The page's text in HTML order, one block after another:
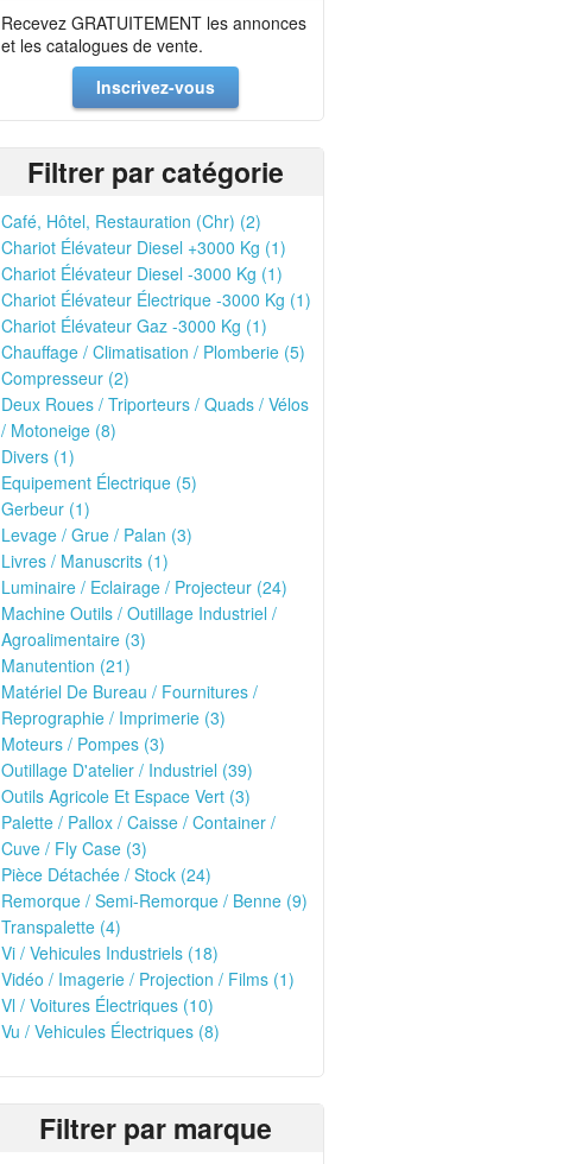
Recevez GRATUITEMENT les annonces
et les catalogues de vente.
Inscrivez-vous
Filtrer par catégorie
Café, Hôtel, Restauration (Chr) (2)
Chariot Élévateur Diesel +3000 Kg (1)
Chariot Élévateur Diesel -3000 Kg (1)
Chariot Élévateur Électrique -3000 Kg (1)
Chariot Élévateur Gaz -3000 Kg (1)
Chauffage / Climatisation / Plomberie (5)
Compresseur (2)
Deux Roues / Triporteurs / Quads / Vélos
/ Motoneige (8)
Divers (1)
Equipement Électrique (5)
Gerbeur (1)
Levage / Grue / Palan (3)
Livres / Manuscrits (1)
Luminaire / Eclairage / Projecteur (24)
Machine Outils / Outillage Industriel /
Agroalimentaire (3)
Manutention (21)
Matériel De Bureau / Fournitures /
Reprographie / Imprimerie (3)
Moteurs / Pompes (3)
Outillage D'atelier / Industriel (39)
Outils Agricole Et Espace Vert (3)
Palette / Pallox / Caisse / Container /
Cuve / Fly Case (3)
Pièce Détachée / Stock (24)
Remorque / Semi-Remorque / Benne (9)
Transpalette (4)
Vi / Vehicules Industriels (18)
Vidéo / Imagerie / Projection / Films (1)
Vl / Voitures Électriques (10)
Vu / Vehicules Électriques (8)
Filtrer par marque